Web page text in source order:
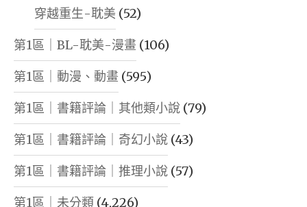
穿越重生-耽美 (52)
第1區｜BL-耽美-漫畫 (106)
第1區｜動漫、動畫 (595)
第1區｜書籍評論｜其他類小說 (79)
第1區｜書籍評論｜奇幻小說 (43)
第1區｜書籍評論｜推理小說 (57)
第1區｜未分類 (4,226)